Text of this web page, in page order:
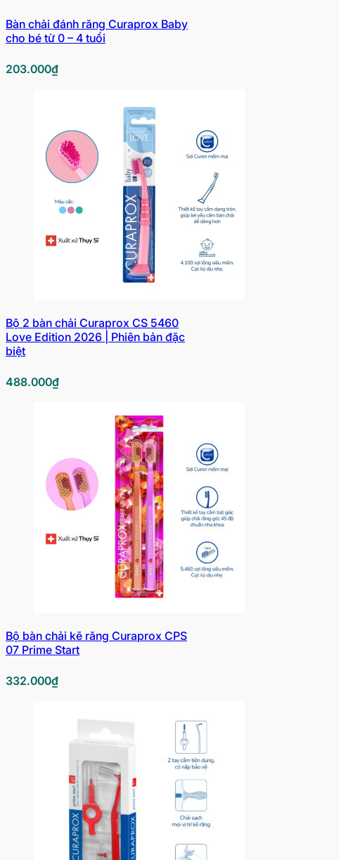
Bàn chải đánh răng Curaprox Baby
cho bé từ 0 – 4 tuổi
203.000₫
Bộ 2 bàn chải Curaprox CS 5460
Love Edition 2026 | Phiên bản đặc
biệt
488.000₫
Bộ bàn chải kẽ răng Curaprox CPS
07 Prime Start
332.000₫